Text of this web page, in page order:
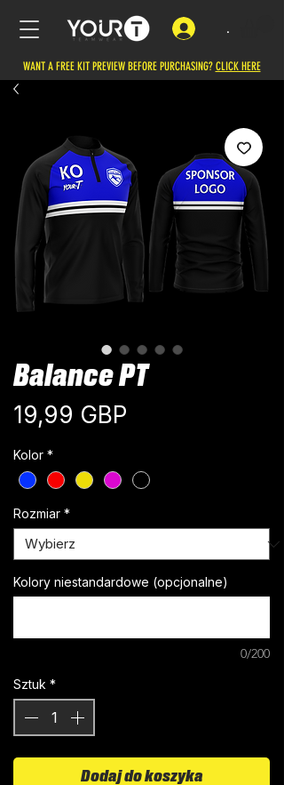
.
WANT A FREE KIT PREVIEW BEFORE PURCHASING? CLICK HERE
Balance PT
19,99 GBP
Kolor *
Rozmiar *
Kolory niestandardowe (opcjonalne)
0/200
Sztuk *
Dodaj do koszyka